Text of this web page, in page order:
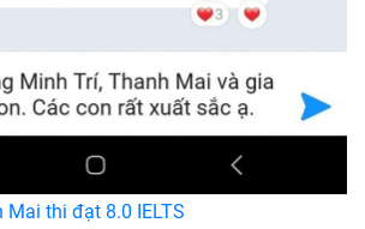
thi đạt 8.0 IELTS